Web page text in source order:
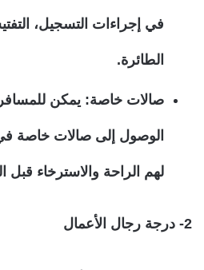
في إجراءات التسجيل،
الطائرة.
صالات خاصة: يمكن
الوصول إلى صالات خاصة
لهم الراحة والاسترخاء قبل
2- درجة رجال الأعمال